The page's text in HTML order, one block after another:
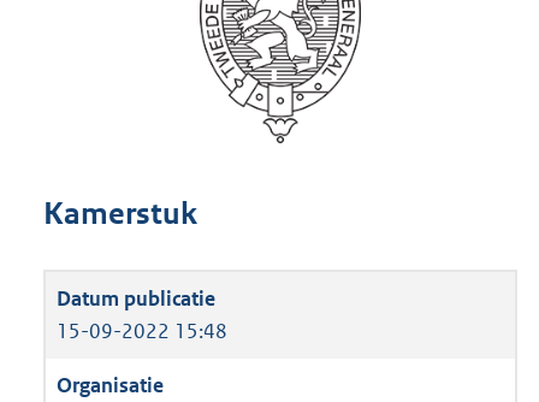
Kamerstuk
15-09-2022 15:48